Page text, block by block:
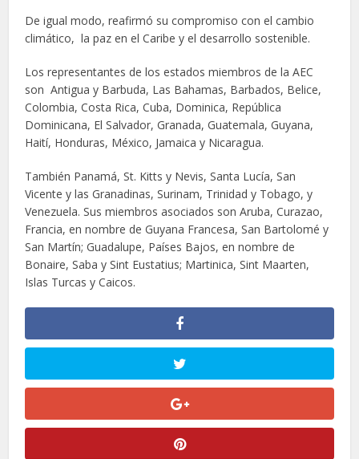
De igual modo, reafirmó su compromiso con el cambio
climático, la paz en el Caribe y el desarrollo sostenible.
Los representantes de los estados miembros de la AEC
son Antigua y Barbuda, Las Bahamas, Barbados, Belice,
Colombia, Costa Rica, Cuba, Dominica, República
Dominicana, El Salvador, Granada, Guatemala, Guyana,
Haití, Honduras, México, Jamaica y Nicaragua.
También Panamá, St. Kitts y Nevis, Santa Lucía, San
Vicente y las Granadinas, Surinam, Trinidad y Tobago, y
Venezuela. Sus miembros asociados son Aruba, Curazao,
Francia, en nombre de Guyana Francesa, San Bartolomé y
San Martín; Guadalupe, Países Bajos, en nombre de
Bonaire, Saba y Sint Eustatius; Martinica, Sint Maarten,
Islas Turcas y Caicos.